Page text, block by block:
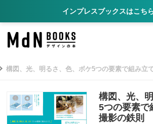
インプレスブックスはこち
構図、光、明るさ、色、ボケ5つの要素で組み立
構図、光、
5つの要素で
撮影の鉄則